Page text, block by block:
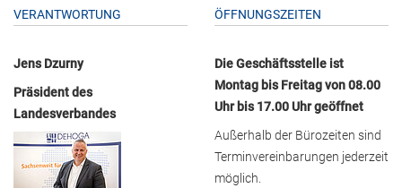
VERANTWORTUNG
Jens Dzurny
Präsident des
Landesverbandes
ÖFFNUNGSZEITEN
Die Geschäftsstelle ist
Montag bis Freitag von 08.00
Uhr bis 17.00 Uhr geöffnet
Außerhalb der Bürozeiten sind
Terminvereinbarungen jederzeit
möglich.